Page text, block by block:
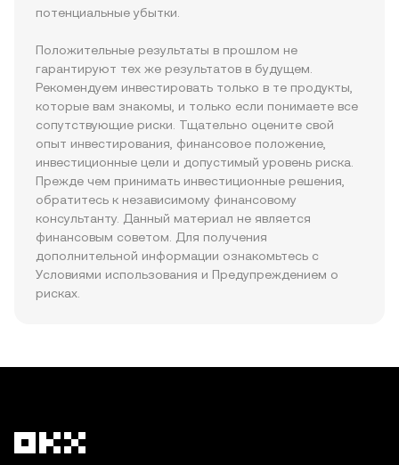
потенциальные убытки.
Положительные результаты в прошлом не
гарантируют тех же результатов в будущем.
Рекомендуем инвестировать только в те продукты,
которые вам знакомы, и только если понимаете все
сопутствующие риски. Тщательно оцените свой
опыт инвестирования, финансовое положение,
инвестиционные цели и допустимый уровень риска.
Прежде чем принимать инвестиционные решения,
обратитесь к независимому финансовому
консультанту. Данный материал не является
финансовым советом. Для получения
дополнительной информации ознакомьтесь с
Условиями использования и Предупреждением о
рисках.